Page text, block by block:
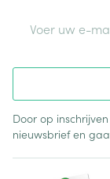
Door op
nieuwsbrief en